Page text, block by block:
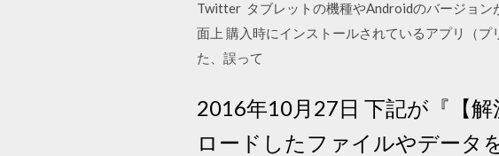
Twitter タブレットの機種やAndroidのバージョン
面上 購入時にインストールされているアプリ（
た、誤って
2016年10月27日 下記が『【
ロードしたファイルやデータ